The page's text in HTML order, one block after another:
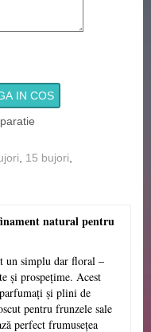
IN COS
15 bujori
natural pentru
un simplu dar floral –
și prospețime. Acest
și plini de
pentru frunzele sale
perfect frumusețea